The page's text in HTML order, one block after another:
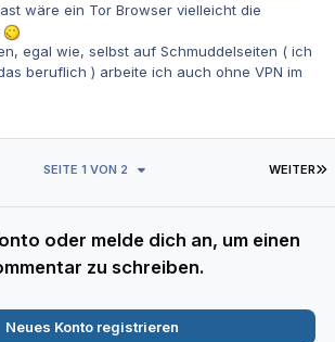
wäre ein Tor Browser vielleicht die
egal wie, selbst auf Schmuddelseiten ( ich
beruflich ) arbeite ich auch ohne VPN im
WEITER
SEITE 1 VON 2
oder melde dich an, um einen
zu schreiben.
Neues Konto registrieren